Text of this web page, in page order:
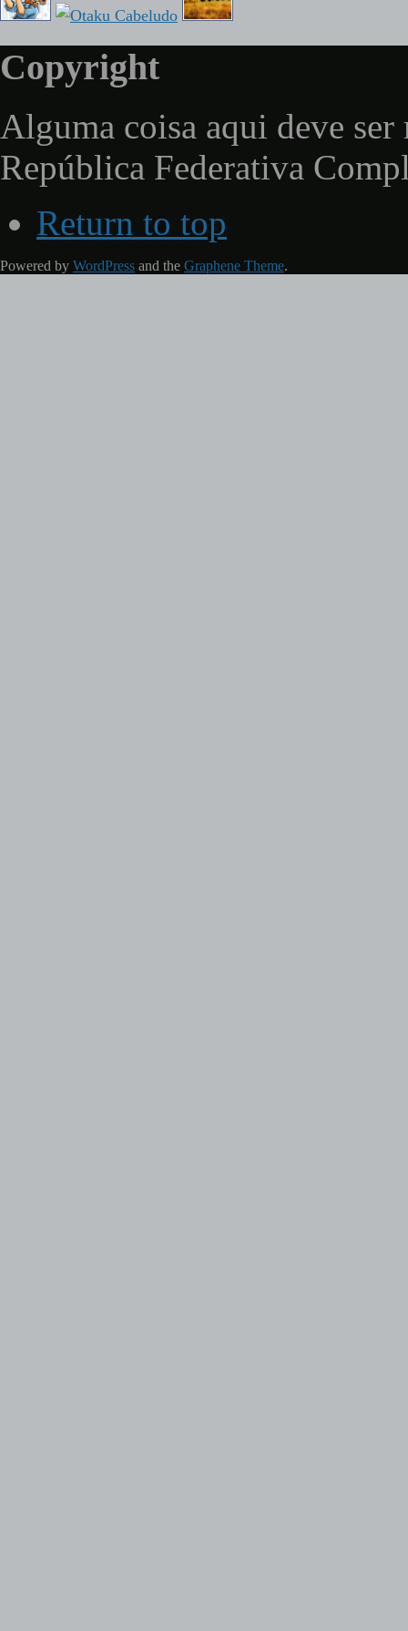
Copyright
Alguma coisa aqui deve ser
República Federativa
Return to top
Powered by WordPress and the Graphene Theme.